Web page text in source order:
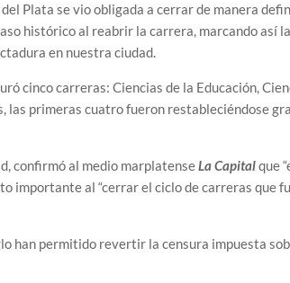
Plata se vio obligada a cerrar de manera
histórico al reabrir la carrera, marcando así
en nuestra ciudad.
cinco carreras: Ciencias de la Educación,
las primeras cuatro fueron restableciéndose
confirmó al medio marplatenseLa Capitalque
importante al “cerrar el ciclo de carreras que
han permitido revertir la censura impuesta